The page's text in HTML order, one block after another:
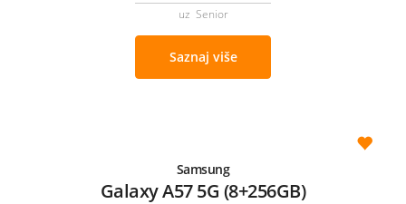
uz Senior
Saznaj više
Samsung
Galaxy A57 5G (8+256GB)